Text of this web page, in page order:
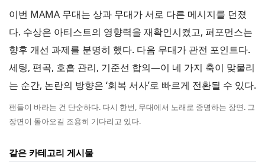
이번 MAMA 무대는 상과 무대가 서로 다른 메시지를 던졌
다. 수상은 아티스트의 영향력을 재확인시켰고, 퍼포먼스는
향후 개선 과제를 분명히 했다. 다음 무대가 관전 포인트다.
세팅, 편곡, 호흡 관리, 기준선 합의—이 네 가지 축이 맞물리
는 순간, 논란의 방향은 ‘회복 서사’로 빠르게 전환될 수 있다.
팬들이 바라는 건 단순하다. 다시 한번, 무대에서 노래로 증명하는 장면. 그
장면이 돌아오길 조용히 기다리고 있다.
같은 카테고리 게시물